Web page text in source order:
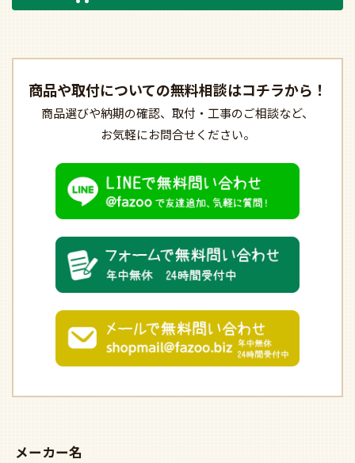
商品や取付についての無料相談はコチラから！
商品選びや納期の確認、 取付・工事のご相談など、
お気軽にお問合せください。
メーカー名